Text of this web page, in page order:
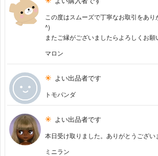
この度はスムーズで丁寧なお取引をあ
^)
またご縁がございましたらよろしくお願
マロン
よい出品者です
トモパンダ
よい出品者です
本日受け取りました。ありがとうござい
ミニラン